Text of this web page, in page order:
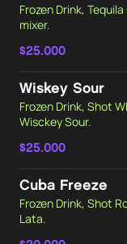
Frozen Drink,
mixer.
$25.000
Wiskey Sour
Frozen Drink, Shot
Wisckey Sour.
$25.000
Cuba Freeze
Frozen Drink, Shot
Lata.